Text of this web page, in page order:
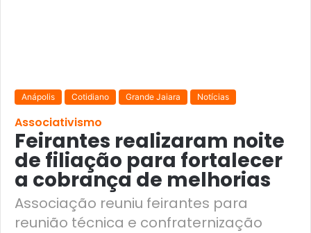
Anápolis Cotidiano Grande Jaiara Notícias
Associativismo
Feirantes realizaram noite
de filiação para fortalecer
a cobrança de melhorias
Associação reuniu feirantes para
reunião técnica e confraternização